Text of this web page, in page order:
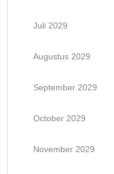
Juli 2029
Augustus 2029
September 2029
October 2029
November 2029